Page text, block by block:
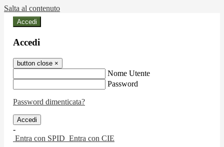
Salta al contenuto
Accedi
Accedi
button close ×
Nome Utente
Password
Password dimenticata?
-
Entra con SPID Entra con CIE